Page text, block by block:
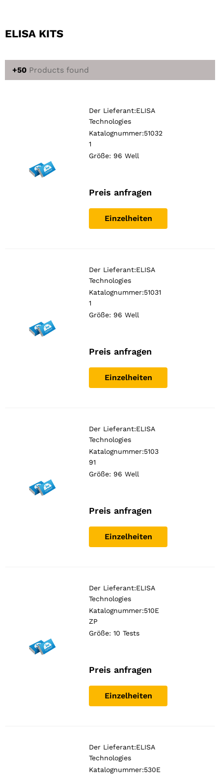
ELISA KITS
+50 Products found
Der Lieferant:ELISA
Technologies
Katalognummer:51032
1
Größe: 96 Well
Preis anfragen
Einzelheiten
Der Lieferant:ELISA
Technologies
Katalognummer:51031
1
Größe: 96 Well
Preis anfragen
Einzelheiten
Der Lieferant:ELISA
Technologies
Katalognummer:5103
91
Größe: 96 Well
Preis anfragen
Einzelheiten
Der Lieferant:ELISA
Technologies
Katalognummer:510E
ZP
Größe: 10 Tests
Preis anfragen
Einzelheiten
Der Lieferant:ELISA
Technologies
Katalognummer:530E